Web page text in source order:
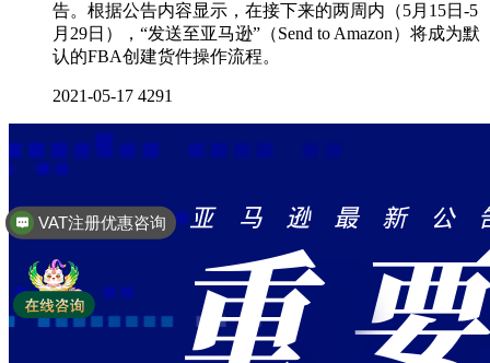
告。根据公告内容显示，在接下来的两周内（5月15日-5
月29日），“发送至亚马逊”（Send to Amazon）将成为默
认的FBA创建货件操作流程。
2021-05-17 4291
VAT注册优惠咨询